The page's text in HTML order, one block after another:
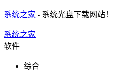
系统之家 - 系统光盘下载网站！
系统之家
软件
综合